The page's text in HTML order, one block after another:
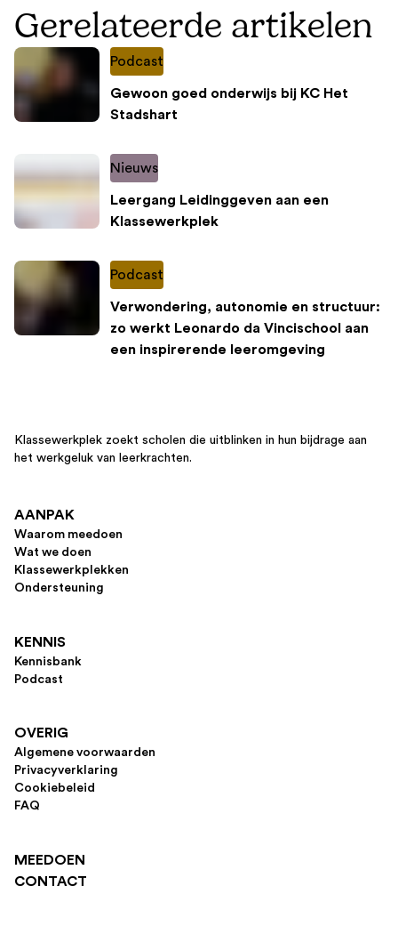
Gerelateerde artikelen
Podcast
Gewoon goed onderwijs bij KC Het
Stadshart
Nieuws
Leergang Leidinggeven aan een
Klassewerkplek
Podcast
Verwondering, autonomie en structuur:
zo werkt Leonardo da Vincischool aan
een inspirerende leeromgeving
Klassewerkplek zoekt scholen die uitblinken in hun bijdrage aan
het werkgeluk van leerkrachten.
AANPAK
Waarom meedoen
Wat we doen
Klassewerkplekken
Ondersteuning
KENNIS
Kennisbank
Podcast
OVERIG
Algemene voorwaarden
Privacyverklaring
Cookiebeleid
FAQ
MEEDOEN
CONTACT